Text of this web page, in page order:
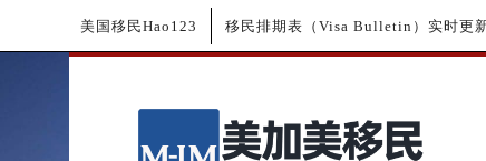
美国移民Hao123 移民排期表（Visa Bulletin）实时更